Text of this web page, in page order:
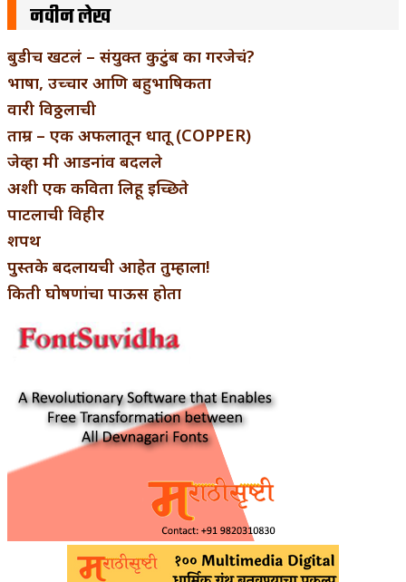
नवीन लेख
बुडीच खटलं – संयुक्त कुटुंब का गरजेचं?
भाषा, उच्चार आणि बहुभाषिकता
वारी विठ्ठलाची
ताम्र – एक अफलातून धातू (COPPER)
जेव्हा मी आडनांव बदलले
अशी एक कविता लिहू इच्छिते
पाटलाची विहीर
शपथ
पुस्तके बदलायची आहेत तुम्हाला!
किती घोषणांचा पाऊस होता